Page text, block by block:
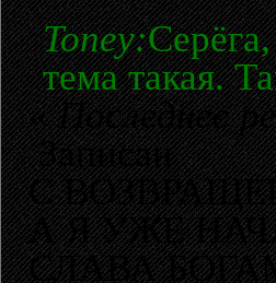
Toney:
тема такая.
«Последнее
Записан
С
А Я УЖЕ
СЛАВА